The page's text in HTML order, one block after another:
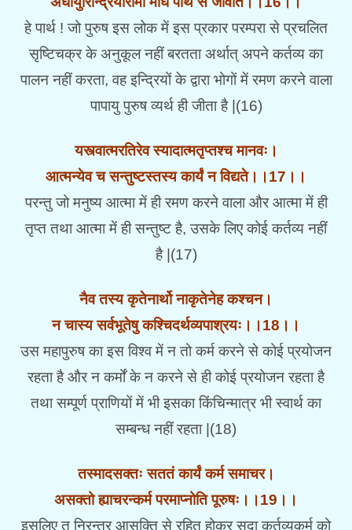
हे पार्थ ! जो पुरुष इस लोक में इस प्रकार परम्परा से प्रचलित
सृष्टिचक्र के अनुकूल नहीं बरतता अर्थात् अपने कर्तव्य का
पालन नहीं करता, वह इन्द्रियों के द्वारा भोगों में रमण करने वाला
पापायु पुरुष व्यर्थ ही जीता है |(16)
यस्त्वात्मरतिरेव स्यादात्मतृप्तश्च मानवः।
आत्मन्येव च सन्तुष्टस्तस्य कार्यं न विद्यते।।17।।
परन्तु जो मनुष्य आत्मा में ही रमण करने वाला और आत्मा में ही
तृप्त तथा आत्मा में ही सन्तुष्ट है, उसके लिए कोई कर्तव्य नहीं
है |(17)
नैव तस्य कृतेनार्थो नाकृतेनेह कश्चन।
न चास्य सर्वभूतेषु कश्चिदर्थव्यपाश्रयः।।18।।
उस महापुरुष का इस विश्व में न तो कर्म करने से कोई प्रयोजन
रहता है और न कर्मों के न करने से ही कोई प्रयोजन रहता है
तथा सम्पूर्ण प्राणियों में भी इसका किंचिन्मात्र भी स्वार्थ का
सम्बन्ध नहीं रहता |(18)
तस्मादसक्तः सततं कार्यं कर्म समाचर।
असक्तो ह्याचरन्कर्म परमाप्नोति पूरुषः।।19।।
इसलिए तू निरन्तर आसक्ति से रहित होकर सदा कर्तव्यकर्म को